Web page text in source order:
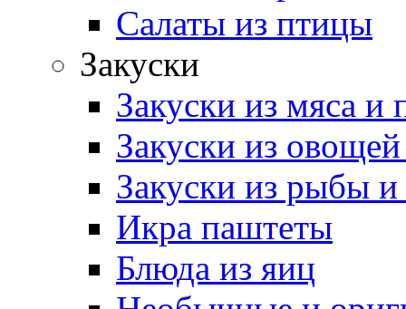
Салаты из птицы
Закуски
Закуски из мяса и
Закуски из
Закуски из рыбы
Икра паштеты
Блюда из яиц